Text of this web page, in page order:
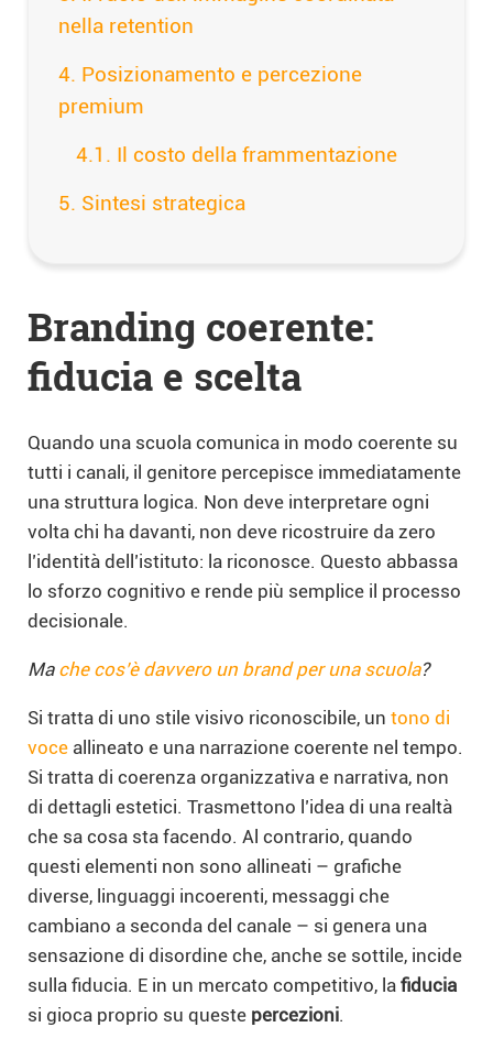
nella retention
Posizionamento e percezione
premium
Il costo della frammentazione
Sintesi strategica
Branding coerente:
fiducia e scelta
Quando una scuola comunica in modo coerente su
tutti i canali, il genitore percepisce immediatamente
una struttura logica. Non deve interpretare ogni
volta chi ha davanti, non deve ricostruire da zero
l’identità dell’istituto: la riconosce. Questo abbassa
lo sforzo cognitivo e rende più semplice il processo
decisionale.
Ma che cos’è davvero un brand per una scuola?
Si tratta di uno stile visivo riconoscibile, un tono di
voce allineato e una narrazione coerente nel tempo.
Si tratta di coerenza organizzativa e narrativa, non
di dettagli estetici. Trasmettono l’idea di una realtà
che sa cosa sta facendo. Al contrario, quando
questi elementi non sono allineati – grafiche
diverse, linguaggi incoerenti, messaggi che
cambiano a seconda del canale – si genera una
sensazione di disordine che, anche se sottile, incide
sulla fiducia. E in un mercato competitivo, la fiducia
si gioca proprio su queste percezioni.